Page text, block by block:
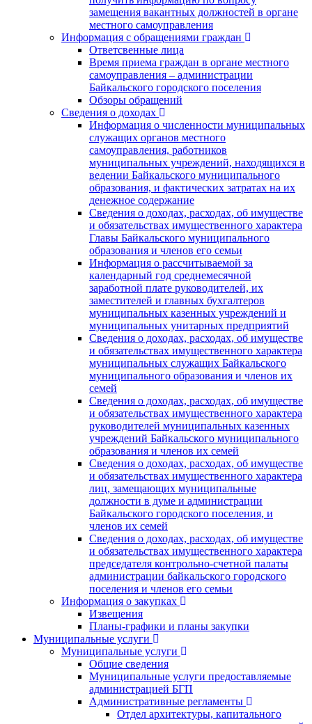
замещения вакантных должностей в органе
местного самоуправления
Информация с обращениями граждан
Ответсвенные лица
Время приема граждан в органе местного
самоуправления – администрации
Байкальского городского поселения
Обзоры обращений
Сведения о доходах
Информация о численности муниципальных
служащих органов местного
самоуправления, работников
муниципальных учреждений, находящихся в
ведении Байкальского муниципального
образования, и фактических затратах на их
денежное содержание
Сведения о доходах, расходах, об имуществе
и обязательствах имущественного характера
Главы Байкальского муниципального
образования и членов его семьи
Информация о рассчитываемой за
календарный год среднемесячной
заработной плате руководителей, их
заместителей и главных бухгалтеров
муниципальных казенных учреждений и
муниципальных унитарных предприятий
Сведения о доходах, расходах, об имуществе
и обязательствах имущественного характера
муниципальных служащих Байкальского
муниципального образования и членов их
семей
Сведения о доходах, расходах, об имуществе
и обязательствах имущественного характера
руководителей муниципальных казенных
учреждений Байкальского муниципального
образования и членов их семей
Сведения о доходах, расходах, об имуществе
и обязательствах имущественного характера
лиц, замещающих муниципальные
должности в думе и администрации
Байкальского городского поселения, и
членов их семей
Сведения о доходах, расходах, об имуществе
и обязательствах имущественного характера
председателя контрольно-счетной палаты
администрации байкальского городского
поселения и членов его семьи
Информация о закупках
Извещения
Планы-графики и планы закупки
Муниципальные услуги
Муниципальные услуги
Общие сведения
Муниципальные услуги предоставляемые
администрацией БГП
Административные регламенты
Отдел архитектуры, капитального